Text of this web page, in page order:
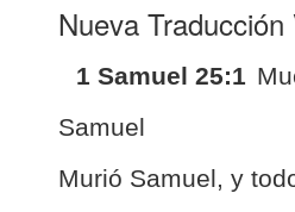
Nueva
1 Samuel 25:1
Samuel
Murió Samuel, y